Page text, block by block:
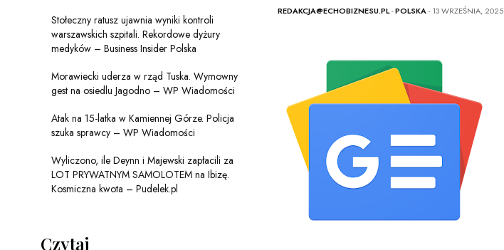
REDAKCJA@ECHOBIZNESU.PL-POLSKA - 13 WRZEŚNIA, 2025
Stołeczny ratusz ujawnia wyniki kontroli
warszawskich szpitali. Rekordowe dyżury
medyków – Business Insider Polska
Morawiecki uderza w rząd Tuska. Wymowny
gest na osiedlu Jagodno – WP Wiadomości
Atak na 15-latka w Kamiennej Górze. Policja
szuka sprawcy – WP Wiadomości
Wyliczono, ile Deynn i Majewski zapłacili za
LOT PRYWATNYM SAMOLOTEM na Ibizę.
Kosmiczna kwota – Pudelek.pl
Czytaj